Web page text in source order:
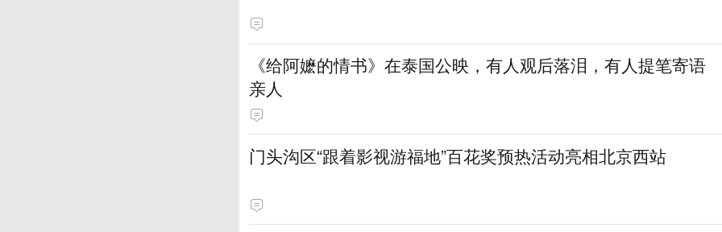
《给阿嬷的情书》在泰国公映，有人观后落泪，有人提笔寄语
亲人
门头沟区“跟着影视游福地”百花奖预热活动亮相北京西站